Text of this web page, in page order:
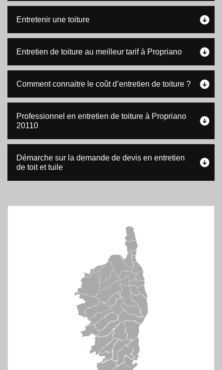
Entretenir une toiture
Entretien de toiture au meilleur tarif à Propriano
Comment connaitre le coût d’entretien de toiture ?
Professionnel en entretien de toiture à Propriano
20110
Démarche sur la demande de devis en entretien
de toit et tuile